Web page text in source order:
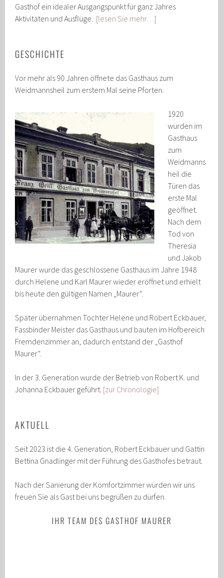
Gasthof ein idealer Ausgangspunkt für ganz Jahres
Aktivitäten und Ausflüge. [lesen Sie mehr…]
GESCHICHTE
Vor mehr als 90 Jahren öffnete das Gasthaus zum
Weidmannsheil zum erstem Mal seine Pforten.
1920
wurden im
Gasthaus
zum
Weidmanns
heil die
Türen das
erste Mal
geöffnet.
Nach dem
Tod von
Theresia
und Jakob
Maurer wurde das geschlossene Gasthaus im Jahre 1948
durch Helene und Karl Maurer wieder eröffnet und erhielt
bis heute den gültigen Namen „Maurer“.
Später übernahmen Tochter Helene und Robert Eckbauer,
Fassbinder Meister das Gasthaus und bauten im Hofbereich
Fremdenzimmer an, dadurch entstand der „Gasthof
Maurer“.
In der 3. Generation wurde der Betrieb von Robert K. und
Johanna Eckbauer geführt. [zur Chronologie]
AKTUELL
Seit 2023 ist die 4. Generation, Robert Eckbauer und Gattin
Bettina Gnadlinger mit der Führung des Gasthofes betraut.
Nach der Sanierung der Komfortzimmer würden wir uns
freuen Sie als Gast bei uns begrüßen zu dürfen.
IHR TEAM DES GASTHOF MAURER